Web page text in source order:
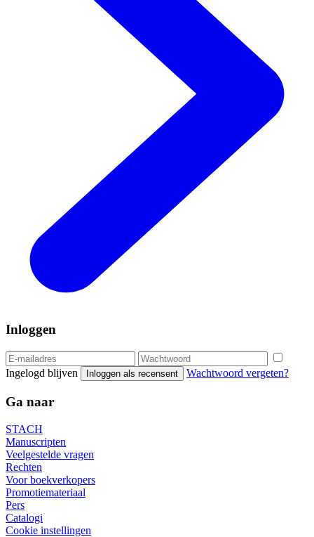
Inloggen
Ingelogd blijven Inloggen als recensent Wachtwoord vergeten?
Ga naar
STACH
Manuscripten
Veelgestelde vragen
Rechten
Voor boekverkopers
Promotiemateriaal
Pers
Catalogi
Cookie instellingen